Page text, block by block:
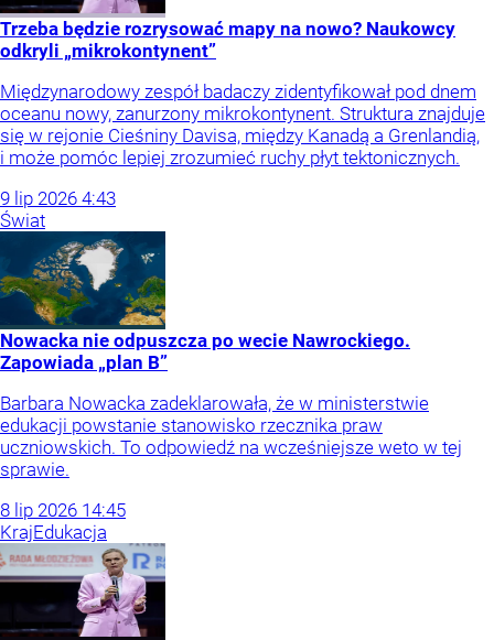
Trzeba będzie rozrysować mapy na nowo? Naukowcy
odkryli „mikrokontynent”
Międzynarodowy zespół badaczy zidentyfikował pod dnem
oceanu nowy, zanurzony mikrokontynent. Struktura znajduje
się w rejonie Cieśniny Davisa, między Kanadą a Grenlandią,
i może pomóc lepiej zrozumieć ruchy płyt tektonicznych.
9 lip 2026 4:43
Świat
Nowacka nie odpuszcza po wecie Nawrockiego.
Zapowiada „plan B”
Barbara Nowacka zadeklarowała, że w ministerstwie
edukacji powstanie stanowisko rzecznika praw
uczniowskich. To odpowiedź na wcześniejsze weto w tej
sprawie.
8 lip 2026 14:45
KrajEdukacja